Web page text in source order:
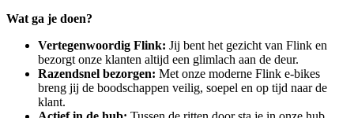
Wat ga je doen?
Vertegenwoordig Flink: Jij bent het gezicht van Flink en
bezorgt onze klanten altijd een glimlach aan de deur.
Razendsnel bezorgen: Met onze moderne Flink e-bikes
breng jij de boodschappen veilig, soepel en op tijd naar de
klant.